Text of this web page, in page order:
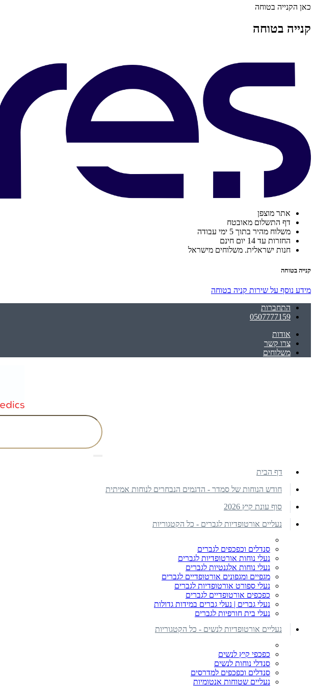
כאן הקנייה בטוחה
קנייה בטוחה
אתר מוצפן
דף התשלום מאובטח
משלוח מהיר בתוך 5 ימי עבודה
החזרות עד 14 יום חינם
חנות ישראלית. משלוחים מישראל
קנייה בטוחה
מידע נוסף על שירות קניה בטוחה
התחברות
0507777159
אודות
צרו קשר
משלוחים
דף הבית
חודש הנוחות של סמדר - הדגמים הנבחרים לנוחות אמיתית
סוף עונת קיץ 2026
נעליים אורטופדיות לגברים - כל הקטגוריות
סנדלים וכפכפים לגברים
נעלי נוחות אורטופדיות לגברים
נעלי נוחות אלגנטיות לגברים
מגפיים ומגפונים אורטופדיים לגברים
נעלי ספורט אורטופדיות לגברים
כפכפים אורטופדיים לגברים
נעלי גברים | נעלי גברים במידות גדולות
נעלי בית חורפיות לגברים
נעליים אורטופדיות לנשים - כל הקטגוריות
כפכפי קיץ לנשים
סנדלי נוחות לנשים
סנדלים וכפכפים למדרסים
נעליים שטוחות אנטומיות